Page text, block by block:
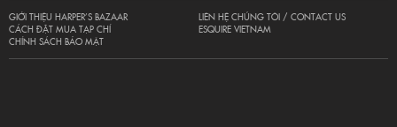
GIỚI THIỆU HARPER’S BAZAAR
CÁCH ĐẶT MUA TẠP CHÍ
CHÍNH SÁCH BẢO MẬT
LIÊN HỆ CHÚNG TÔI / CONTACT US
ESQUIRE VIETNAM